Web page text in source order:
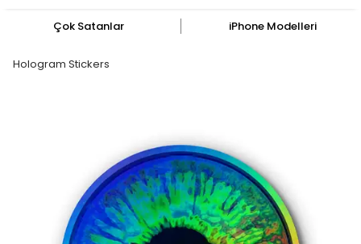
Çok Satanlar iPhone Modelleri
Hologram Stickers